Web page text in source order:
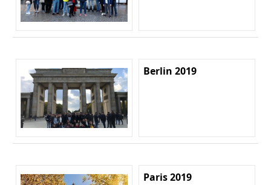
Berlin 2019
Paris 2019